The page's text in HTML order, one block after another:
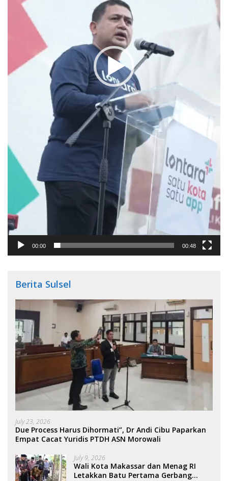
00:00 00:48
Berita Sulsel
July 23, 2026
Due Process Harus Dihormati”, Dr Andi Cibu Paparkan
Empat Cacat Yuridis PTDH ASN Morowali
July 9, 2026
Wali Kota Makassar dan Menag RI
Letakkan Batu Pertama Gerbang